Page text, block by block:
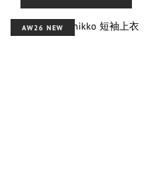
AW26 NEW